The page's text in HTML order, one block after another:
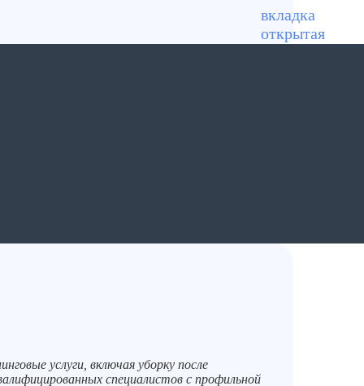
услуги, включая уборку после
специалистов с профильной